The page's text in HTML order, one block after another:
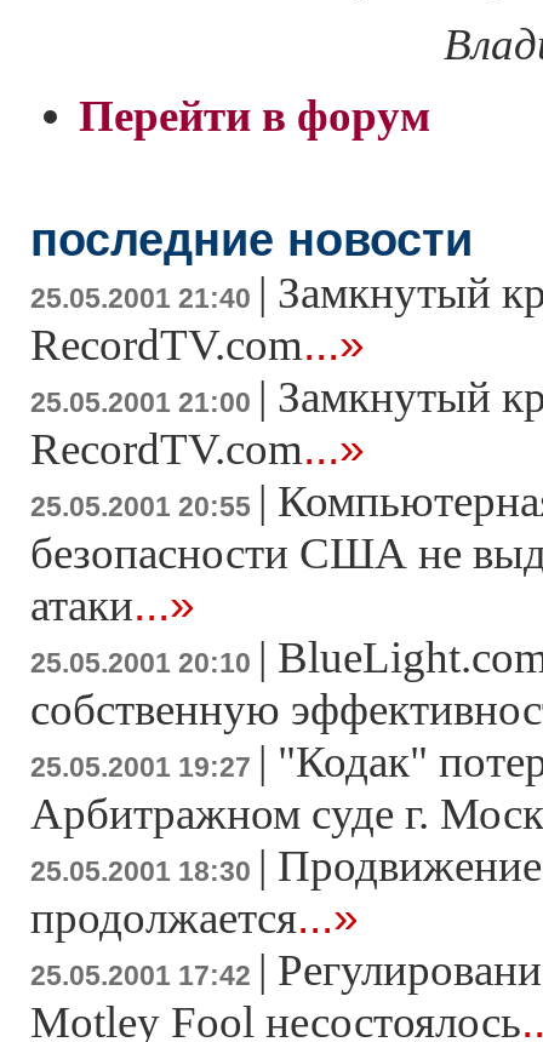
Перейти в форум
последние новости
25.05.2001 21:40 | Замкнутый
RecordTV.com...»
25.05.2001 21:00 | Замкнутый
RecordTV.com...»
25.05.2001 20:55 |
безопасности США не
атаки...»
25.05.2001 20:10 |
собственную
25.05.2001 19:27 | "Кодак"
Арбитражном суде г.
25.05.2001 18:30 |
продолжается...»
25.05.2001 17:42 |
Motley Fool несостоялось